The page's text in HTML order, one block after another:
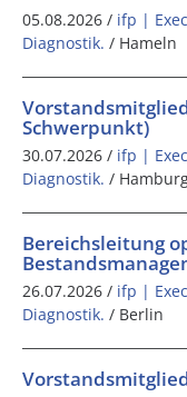
05.08.2026 / ifp |
Diagnostik. / Hameln
Schwerpunkt)
30.07.2026 / ifp |
Diagnostik. /
Bereichsleitung
26.07.2026 / ifp |
Diagnostik. / Berlin